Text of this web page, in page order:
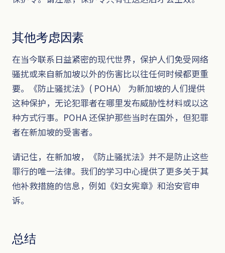
其他考虑因素
在当今联系日益紧密的现代世界，保护人们免受网络
骚扰或来自新加坡以外的伤害比以往任何时候都更重
要。《防止骚扰法》( POHA） 为新加坡的人们提供
这种保护，无论犯罪者在哪里发布威胁性材料或以这
种方式行事。POHA 还保护那些当时在国外，但犯罪
者在新加坡的受害者。
请记住，在新加坡，《防止骚扰法》并不是防止这些
罪行的唯一法律。我们的学习中心提供了更多关于其
他补救措施的信息，例如《妇女宪章》和治安官申
诉。
总结